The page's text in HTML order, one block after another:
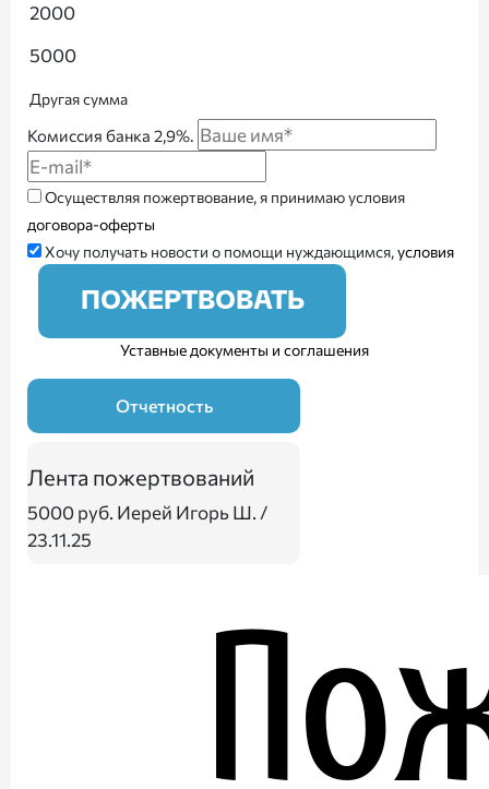
2000
5000
Другая сумма
Комиссия банка 2,9%.
Осуществляя пожертвование, я принимаю условия
договора-оферты
Хочу получать новости о помощи нуждающимся,условия
ПОЖЕРТВОВАТЬ
Уставные документы и соглашения
Отчетность
Лента пожертвований
5000 руб. Иерей Игорь Ш. /
23.11.25